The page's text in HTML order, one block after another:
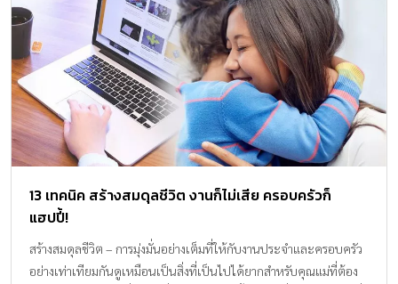
13 เทคนิค สร้างสมดุลชีวิต งานก็ไม่เสีย ครอบครัวก็
แฮปปี้!
สร้างสมดุลชีวิต – การมุ่งมั่นอย่างเต็มที่ให้กับงานประจำและครอบครัว
อย่างเท่าเทียมกันดูเหมือนเป็นสิ่งที่เป็นไปได้ยากสำหรับคุณแม่ที่ต้อง